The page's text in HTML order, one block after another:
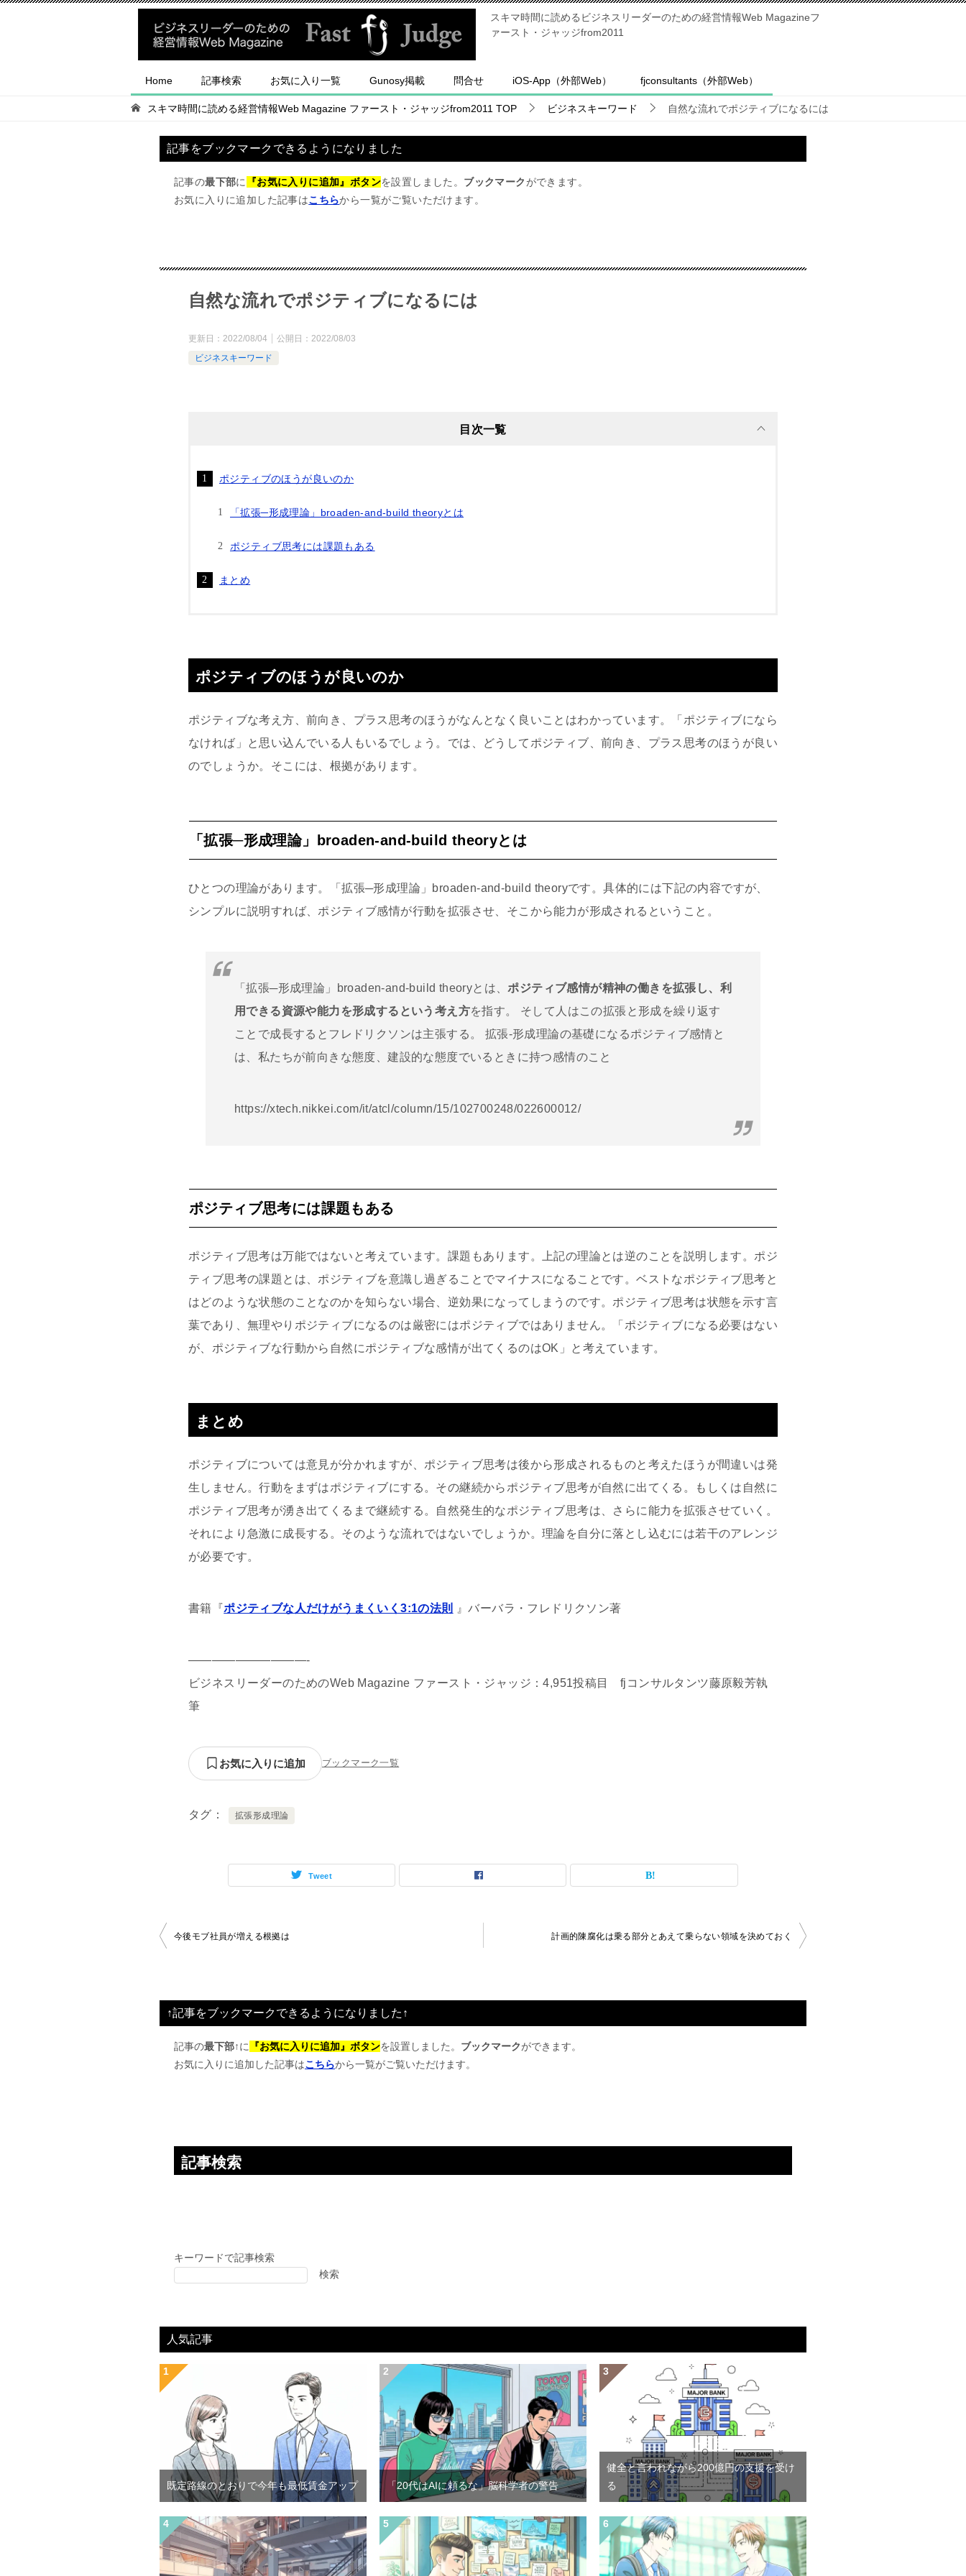
スキマ時間に読めるビジネスリーダーのための経営情報Web Magazineフ
ァースト・ジャッジfrom2011
Home 記事検索 お気に入り一覧 Gunosy掲載 問合せ iOS-App（外部Web） fjconsultants（外部Web）
スキマ時間に読める経営情報Web Magazine ファースト・ジャッジfrom2011 TOP ビジネスキーワード 自然な流れでポジティブになるには
記事をブックマークできるようになりました
記事の最下部に 『お気に入りに追加』ボタンを設置しました。 ブックマーク ができます。
お気に入りに追加した記事はこちらから一覧がご覧いただけます。
自然な流れでポジティブになるには
更新日： 2022/08/04 公開日： 2022/08/03
ビジネスキーワード
目次一覧
ポジティブのほうが良いのか
「拡張─形成理論」broaden-and-build theoryとは
ポジティブ思考には課題もある
まとめ
ポジティブのほうが良いのか
ポジティブな考え方、前向き、プラス思考のほうがなんとなく良いことはわかっています。「ポジティブになら
なければ」と思い込んでいる人もいるでしょう。では、どうしてポジティブ、前向き、プラス思考のほうが良い
のでしょうか。そこには、根拠があります。
「拡張─形成理論」broaden-and-build theoryとは
ひとつの理論があります。「拡張─形成理論」broaden-and-build theoryです。具体的には下記の内容ですが、
シンプルに説明すれば、ポジティブ感情が行動を拡張させ、そこから能力が形成されるということ。
「拡張─形成理論」broaden-and-build theoryとは、ポジティブ感情が精神の働きを拡張し、利
用できる資源や能力を形成するという考え方を指す。 そして人はこの拡張と形成を繰り返す
ことで成長するとフレドリクソンは主張する。 拡張-形成理論の基礎になるポジティブ感情と
は、私たちが前向きな態度、建設的な態度でいるときに持つ感情のこと
https://xtech.nikkei.com/it/atcl/column/15/102700248/022600012/
ポジティブ思考には課題もある
ポジティブ思考は万能ではないと考えています。課題もあります。上記の理論とは逆のことを説明します。ポジ
ティブ思考の課題とは、ポジティブを意識し過ぎることでマイナスになることです。ベストなポジティブ思考と
はどのような状態のことなのかを知らない場合、逆効果になってしまうのです。ポジティブ思考は状態を示す言
葉であり、無理やりポジティブになるのは厳密にはポジティブではありません。「ポジティブになる必要はない
が、ポジティブな行動から自然にポジティブな感情が出てくるのはOK」と考えています。
まとめ
ポジティブについては意見が分かれますが、ポジティブ思考は後から形成されるものと考えたほうが間違いは発
生しません。行動をまずはポジティブにする。その継続からポジティブ思考が自然に出てくる。もしくは自然に
ポジティブ思考が湧き出てくるまで継続する。自然発生的なポジティブ思考は、さらに能力を拡張させていく。
それにより急激に成長する。そのような流れではないでしょうか。理論を自分に落とし込むには若干のアレンジ
が必要です。
書籍『ポジティブな人だけがうまくいく3:1の法則 』バーバラ・フレドリクソン著
——————————-
ビジネスリーダーのためのWeb Magazine ファースト・ジャッジ：4,951投稿目 fjコンサルタンツ藤原毅芳執
筆
お気に入りに追加 ブックマーク一覧
タグ 拡張形成理論
Tweet
投
ビ
ゲ
ー
シ
今後モブ社員が増える根拠は 計画的陳腐化は乗る部分とあえて乗らない領域を決めておく
↑記事をブックマークできるようになりました↑
記事の最下部↑に 『お気に入りに追加』ボタンを設置しました。 ブックマークができます。
お気に入りに追加した記事はこちらから一覧がご覧いただけます。
記事検索
キーワードで記事検索
検索
人気記事
既定路線のとおりで今年も最低賃金アップ 「20代はAIに頼るな」脳科学者の警告
健全と言われながら200億円の支援を受け
る